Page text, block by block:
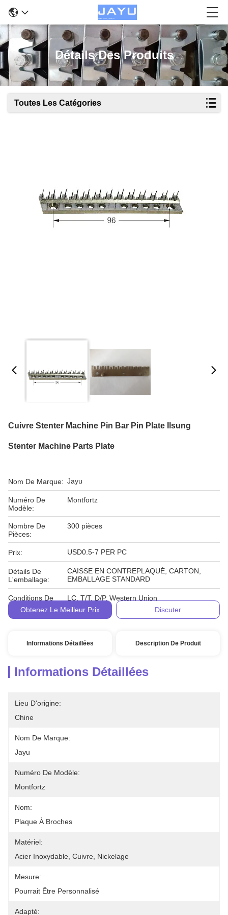
Détails Des Produits
Toutes Les Catégories
Cuivre Stenter Machine Pin Bar Pin Plate Ilsung
Stenter Machine Parts Plate
Nom De Marque: Jayu
Numéro De
Modèle:
Montfortz
Nombre De
Pièces:
300 pièces
Prix: USD0.5-7 PER PC
Détails De
L'emballage:
CAISSE EN CONTREPLAQUÉ, CARTON,
EMBALLAGE STANDARD
Conditions De
Paiement:
LC, T/T, D/P, Western Union
Obtenez Le Meilleur Prix
Discuter
Informations Détaillées Description De Produit
Informations Détaillées
Lieu D'origine:
Chine
Nom De Marque:
Jayu
Numéro De Modèle:
Montfortz
Nom:
Plaque À Broches
Matériel:
Acier Inoxydable, Cuivre, Nickelage
Mesure:
Pourrait Être Personnalisé
Adapté: